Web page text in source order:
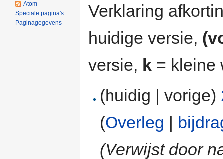
Verklaring
huidige versie,
versie, k = kleine
(huidig | vorige)
(Overleg |
(Verwijst door
Atom
Speciale pagina's
Paginagegevens